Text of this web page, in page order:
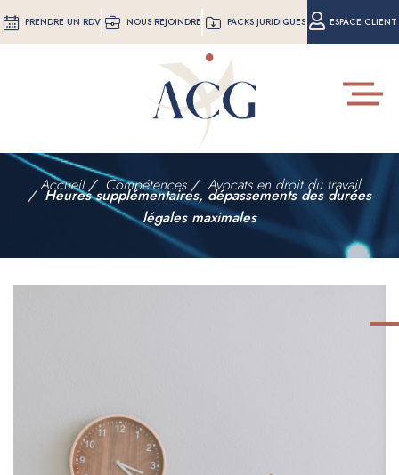
Aller
au
PRENDRE UN RDV NOUS REJOINDRE PACKS JURIDIQUES ESPACE CLIENT
Toggle
Accueil Compétences Avocats en droit du travail
Heures supplémentaires, dépassements des durées
légales maximales